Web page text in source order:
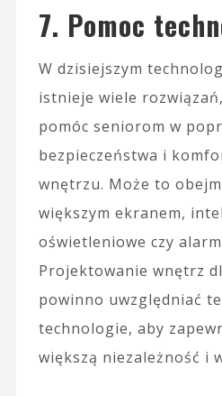
7. Pomoc
W dzisiejszym
istnieje wiele
pomóc seniorom w
bezpieczeństwa i
wnętrzu. Może to
większym ekranem,
oświetleniowe czy
Projektowanie wnętrz
powinno uwzględniać
technologie, aby
większą niezależność i